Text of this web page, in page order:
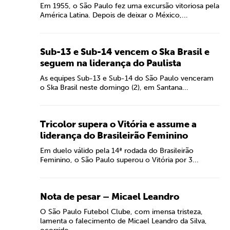
Em 1955, o São Paulo fez uma excursão vitoriosa pela
América Latina. Depois de deixar o México,...
Sub-13 e Sub-14 vencem o Ska Brasil e
seguem na liderança do Paulista
As equipes Sub-13 e Sub-14 do São Paulo venceram
o Ska Brasil neste domingo (2), em Santana...
Tricolor supera o Vitória e assume a
liderança do Brasileirão Feminino
Em duelo válido pela 14ª rodada do Brasileirão
Feminino, o São Paulo superou o Vitória por 3...
Nota de pesar – Micael Leandro
O São Paulo Futebol Clube, com imensa tristeza,
lamenta o falecimento de Micael Leandro da Silva,